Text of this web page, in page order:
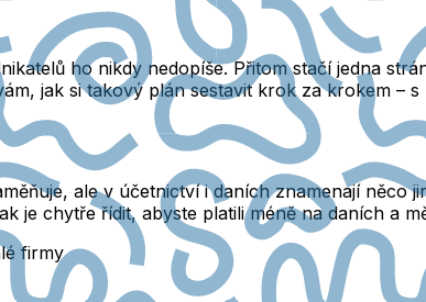
ho nikdy nedopíše. Přitom stačí jedna
jak si takový plán sestavit krok za krokem –
ale v účetnictví i daních znamenají něco
je chytře řídit, abyste platili méně na daních a
firmy